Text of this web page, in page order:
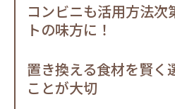
コンビニも活用方法次
トの味方に！
置き換える食材を賢く
ことが大切